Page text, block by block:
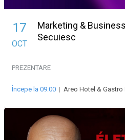
17
OCT
Marketing &
Secuiesc
PREZENTARE
Începe la 09:00 | Areo Hotel & Gastro